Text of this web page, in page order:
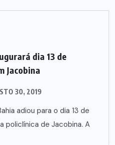
dia 13 de
Jacobina
30, 2019
adiou para o dia 13 de
policlínica de Jacobina. A